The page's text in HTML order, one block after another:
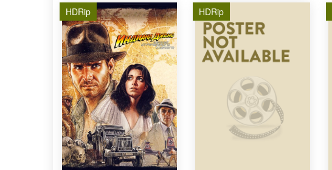
HDRip HDRip